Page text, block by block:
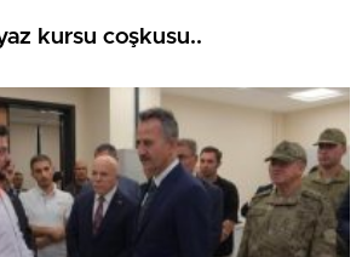
kursu coşkusu..